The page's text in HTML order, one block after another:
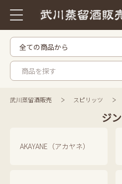
武川蒸留酒販売 スピリッツ
ジン
AKAYANE（アカヤネ）